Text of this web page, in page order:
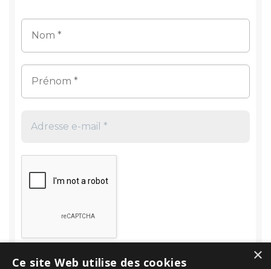
×
Ce site Web utilise des cookies